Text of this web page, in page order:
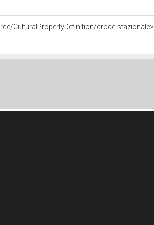
CulturalPropertyDefinition/croce-stazionale>